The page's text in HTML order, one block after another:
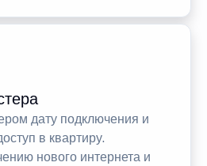
дату подключения и
в квартиру.
нового интернета и